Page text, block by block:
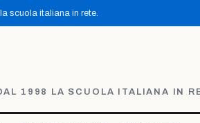
scuola italiana in rete.
1998 LA SCUOLA ITALIANA IN